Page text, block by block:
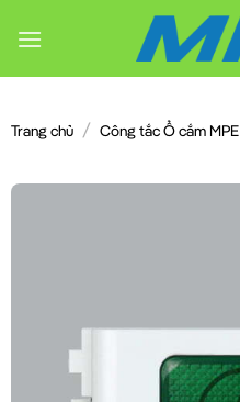
đến
Trang chủ / Công tắc Ổ cắm MPE